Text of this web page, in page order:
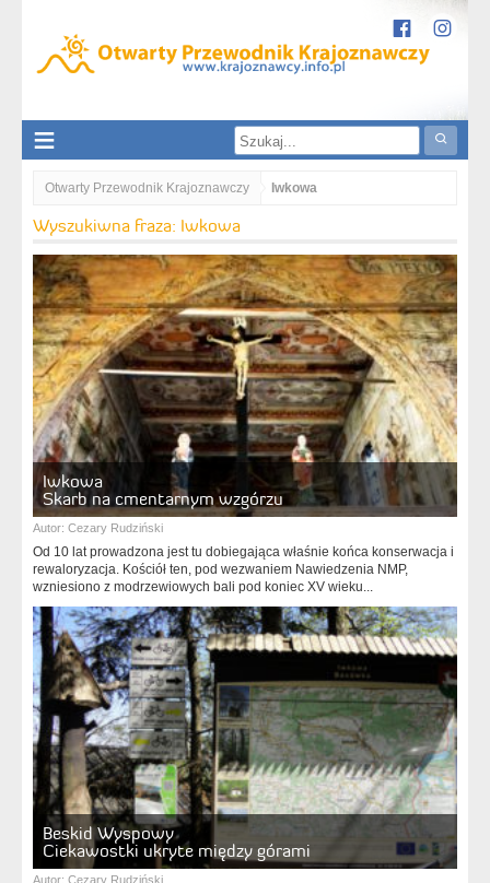
Otwarty Przewodnik Krajoznawczy Iwkowa
Wyszukiwna fraza: Iwkowa
Iwkowa
Skarb na cmentarnym wzgórzu
Autor: Cezary Rudziński
Od 10 lat prowadzona jest tu dobiegająca właśnie końca konserwacja i
rewaloryzacja. Kościół ten, pod wezwaniem Nawiedzenia NMP,
wzniesiono z modrzewiowych bali pod koniec XV wieku...
Beskid Wyspowy
Ciekawostki ukryte między górami
Autor: Cezary Rudziński